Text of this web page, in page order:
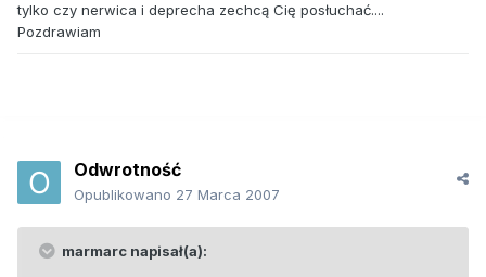
tylko czy nerwica i deprecha zechcą Cię posłuchać....
Pozdrawiam
Odwrotność
Opublikowano 27 Marca 2007
marmarc napisał(a):